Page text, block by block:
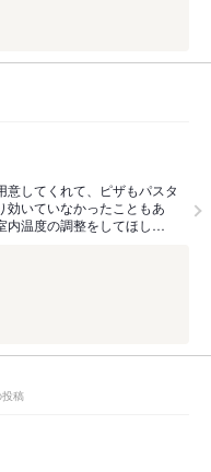
してくれて、ピザもパスタ
効いていなかったこともあ
内温度の調整をしてほし…
稿